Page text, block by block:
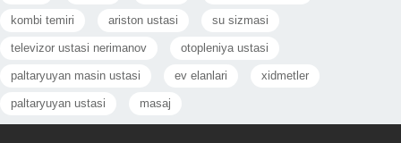
üçün əlavə sahə tələb etmir. Bu, kiçik otaqlar üçün həlldir. Xüsusi
fitinqlər və sıx bağlanan sistemlər sayəsində sürgü qapılar həm
səs, həm də istilik izolyasiyasını təmin edir. Keyfiyyətli
kombi temiri ariston ustasi su sizmasi
televizor ustasi nerimanov otopleniya ustasi
paltaryuyan masin ustasi ev elanlari xidmetler
paltaryuyan ustasi masaj